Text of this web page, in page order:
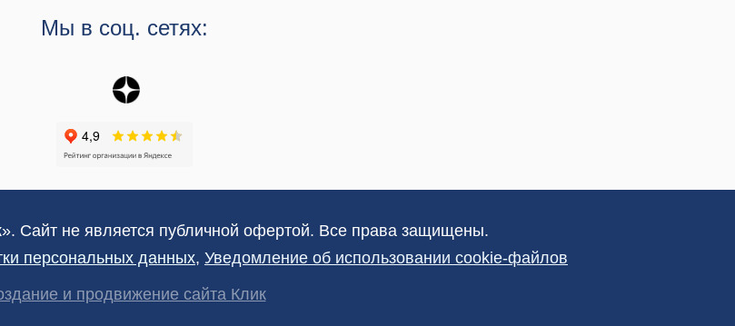
Мы в соц. сетях:
Сайт не является публичной офертой. Все права защищены.
персональных данных, Уведомление об использовании cookie-файлов
и продвижение сайта Клик